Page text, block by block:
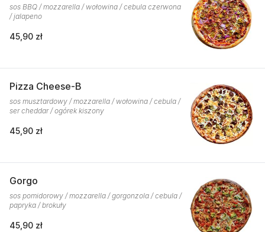
sos BBQ / mozzarella / wołowina / cebula czerwona
/ jalapeno
45,90 zł
Pizza Cheese-B
sos musztardowy / mozzarella / wołowina / cebula /
ser cheddar / ogórek kiszony
45,90 zł
Gorgo
sos pomidorowy / mozzarella / gorgonzola / cebula /
papryka / brokuły
45,90 zł